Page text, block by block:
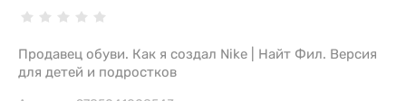
Продавец обуви. Как я создал Nike | Найт Фил. Версия
для детей и подростков